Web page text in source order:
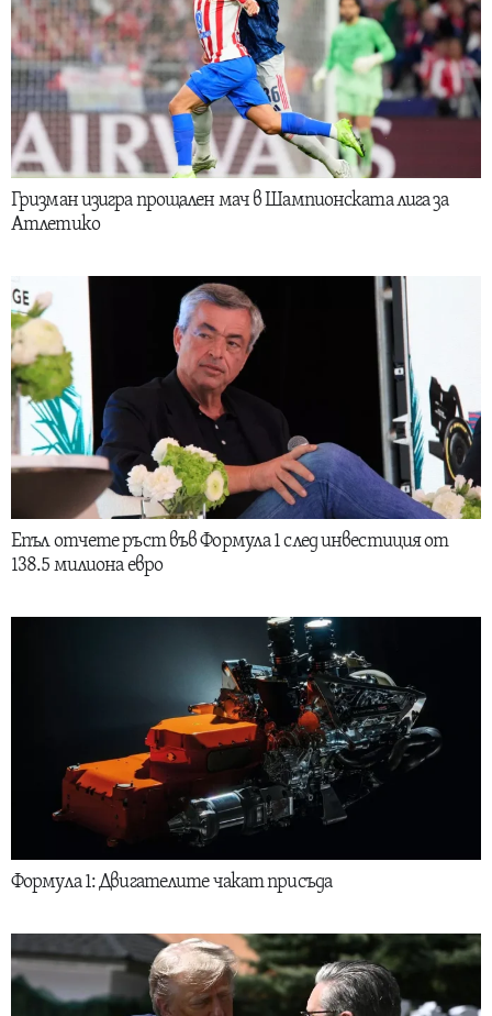
Гризман изигра прощален мач в Шампионската лига за
Атлетико
Епъл отчете ръст във Формула 1 след инвестиция от
138.5 милиона евро
Формула 1: Двигателите чакат присъда